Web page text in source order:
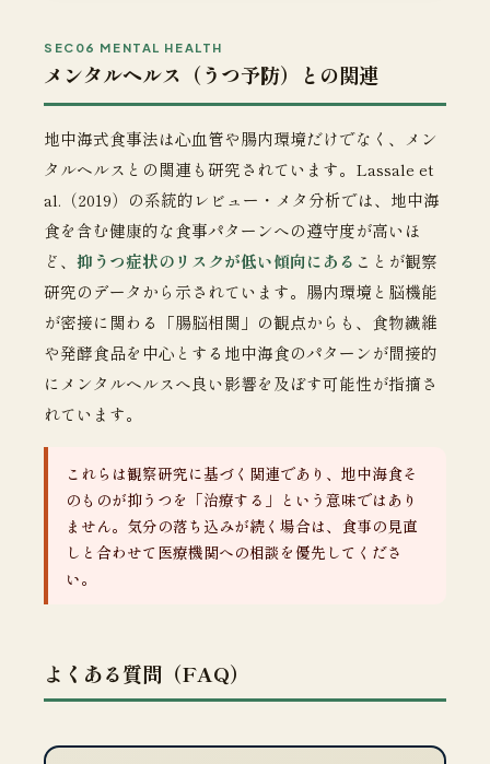
SEC06 MENTAL HEALTH
メンタルヘルス（うつ予防）との関連
地中海式食事法は心血管や腸内環境だけでなく、メン
タルヘルスとの関連も研究されています。Lassale et
al.（2019）の系統的レビュー・メタ分析では、地中海
食を含む健康的な食事パターンへの遵守度が高いほ
ど、 抑うつ症状のリスクが低い傾向にある ことが観察
研究のデータから示されています。腸内環境と脳機能
が密接に関わる「腸脳相関」の観点からも、食物繊維
や発酵食品を中心とする地中海食のパターンが間接的
にメンタルヘルスへ良い影響を及ぼす可能性が指摘さ
れています。
これらは観察研究に基づく関連であり、地中海食そ
のものが抑うつを「治療する」という意味ではあり
ません。気分の落ち込みが続く場合は、食事の見直
しと合わせて医療機関への相談を優先してくださ
い。
よくある質問（FAQ）